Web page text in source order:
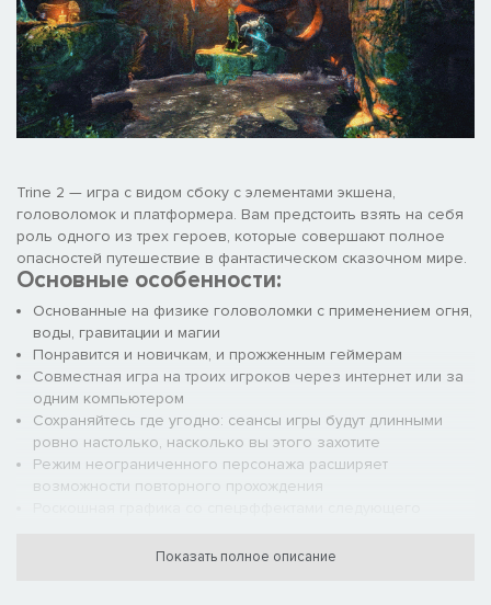
Trine 2 — игра с видом сбоку с элементами экшена,
головоломок и платформера. Вам предстоить взять на себя
роль одного из трех героев, которые совершают полное
опасностей путешествие в фантастическом сказочном мире.
Основные особенности:
Основанные на физике головоломки с применением огня,
воды, гравитации и магии
Понравится и новичкам, и прожженным геймерам
Совместная игра на троих игроков через интернет или за
одним компьютером
Сохраняйтесь где угодно: сеансы игры будут длинными
ровно настолько, насколько вы этого захотите
Режим неограниченного персонажа расширяет
возможности повторного прохождения
Тайники и спрятанные предметы разнообразят ваше
Показать полное описание